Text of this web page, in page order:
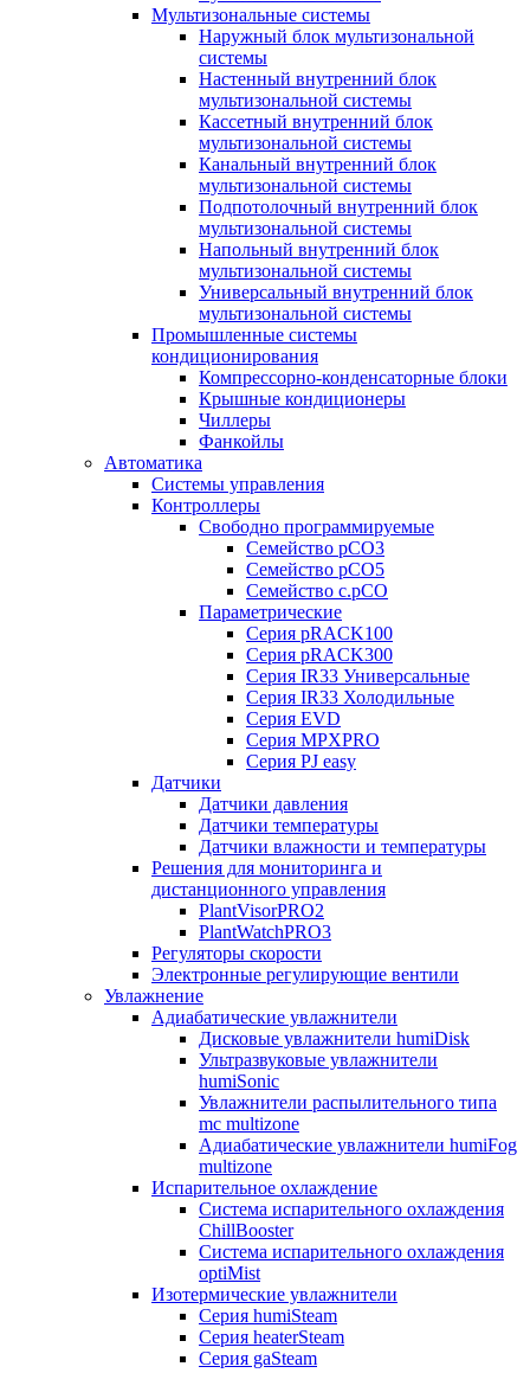
Мультизональные системы
Наружный блок мультизональной
системы
Настенный внутренний блок
мультизональной системы
Кассетный внутренний блок
мультизональной системы
Канальный внутренний блок
мультизональной системы
Подпотолочный внутренний блок
мультизональной системы
Напольный внутренний блок
мультизональной системы
Универсальный внутренний блок
мультизональной системы
Промышленные системы
кондиционирования
Компрессорно-конденсаторные блоки
Крышные кондиционеры
Чиллеры
Фанкойлы
Автоматика
Системы управления
Контроллеры
Свободно программируемые
Семейство pCO3
Семейство pCO5
Семейство c.pCO
Параметрические
Серия pRACK100
Серия pRACK300
Серия IR33 Универсальные
Серия IR33 Холодильные
Серия EVD
Серия MPXPRO
Серия PJ easy
Датчики
Датчики давления
Датчики температуры
Датчики влажности и температуры
Решения для мониторинга и
дистанционного управления
PlantVisorPRO2
PlantWatchPRO3
Регуляторы скорости
Электронные регулирующие вентили
Увлажнение
Адиабатические увлажнители
Дисковые увлажнители humiDisk
Ультразвуковые увлажнители
humiSonic
Увлажнители распылительного типа
mc multizone
Адиабатические увлажнители humiFog
multizone
Испарительное охлаждение
Система испарительного охлаждения
ChillBooster
Система испарительного охлаждения
optiMist
Изотермические увлажнители
Серия humiSteam
Серия heaterSteam
Серия gaSteam